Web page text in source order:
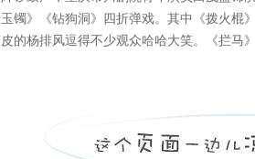
玉镯》《钻狗洞》四折弹戏。其中《拨火
的杨排风逗得不少观众哈哈大笑。《拦马